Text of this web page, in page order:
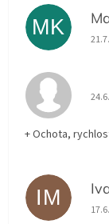
MK
+ Ochota,
IM